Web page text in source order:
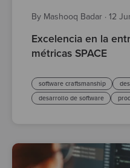
By Mashooq Badar · 12
Excelencia en la
métricas SPACE
software craftsmanship
desarrollo de software